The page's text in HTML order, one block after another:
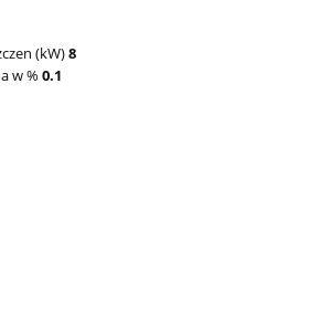
(kW)8
w % 0.1